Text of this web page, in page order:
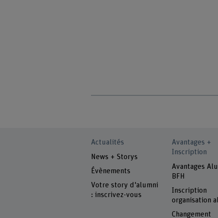
Actualités
News + Storys
Évènements
Votre story d'alumni
: inscrivez-vous
Avantages +
Inscription
Avantages
BFH
Inscription
organisation
Changement